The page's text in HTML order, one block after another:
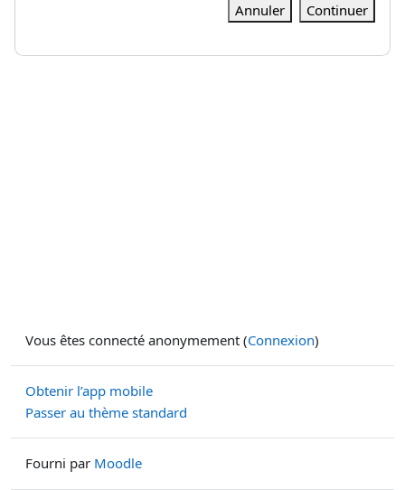
Annuler Continuer
Vous êtes connecté anonymement (Connexion)
Obtenir l’app mobile
Passer au thème standard
Fourni par Moodle